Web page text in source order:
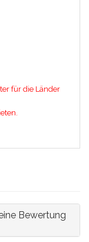
für die Länder
Bewertung